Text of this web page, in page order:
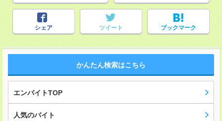
シェア ツイート ブックマーク
かんたん検索はこちら
エンバイトTOP
人気のバイト